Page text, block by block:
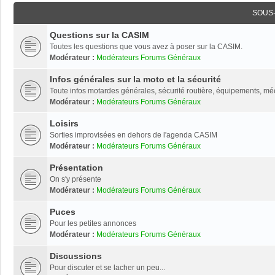
Questions sur la CASIM
Toutes les questions que vous avez à poser sur la CASIM.
Modérateur : Modérateurs Forums Généraux
Infos générales sur la moto et la sécurité
Toute infos motardes générales, sécurité routière, équipements,
Modérateur : Modérateurs Forums Généraux
Loisirs
Sorties improvisées en dehors de l'agenda CASIM
Modérateur : Modérateurs Forums Généraux
Présentation
On s'y présente
Modérateur : Modérateurs Forums Généraux
Puces
Pour les petites annonces
Modérateur : Modérateurs Forums Généraux
Discussions
Pour discuter et se lacher un peu...